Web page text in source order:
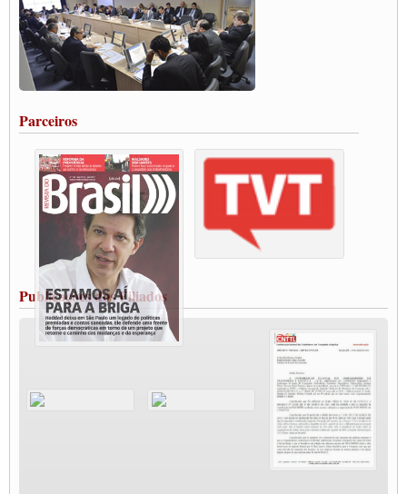
Carta às Brasileiras e aos Brasileiros em Defesa do Estado Democrático de Direito
Paulinho, presidente da CNTTL, faz balanço do 3º Congresso da CNTTL
Caminhoneiros aprovam greve a partir do 1º de novembro
Rodoviários de Feira Santana fazem Assembleia para avaliar proposta de reajuste
salarial
Vacina Já: Lockdown de 24 horas dos trabalhadores em transportes está mantido,
Condutores de Guarulhos farão greve sanitária nesta terça-feira (20)
Paralisação dos Caminhoneiros na #BR285, entrocamento que liga o Mercosul ao
Rio Grande
Caminhoneiros bloqueiam duas faixas na Castello Branco e fazem protesto
Modal-Live #13 Aumento da Violência Contra Mulher e o Adoecimento da Classe
Trabalhadora em Tempos de Pandemia
MODAL-LIVE#12 POLÍTICAS PÚBLICAS DE TRANSPORTE PARA A
CLASSE TRABALHADORA E ELEIÇÕES NA PANDEMIA
MODAL-LIVE#11 POLÍTICAS PÚBLICAS DE TRANSPORTE
JUVENTUDE DO TRANSPORTE: POR QUE DEVEMOS NOS ORGANIZAR?
Fabio Primo testa positivo para Coronavírus, mas está bem de saúde
Modal-Live#9 Quais são os direitos dos trabalhador@s que contraem a Covid-19 na
Participe da Campanha Fora Bolsonaro
CNTTL e FECOOTAC apoiam Campanha de testes de COVID-19 para
MODAL-LIVE#8 - Lideranças sindicais da CNTTL, CGTB e dos caminhoneiros
Parceiros
Publicações dos Filiados